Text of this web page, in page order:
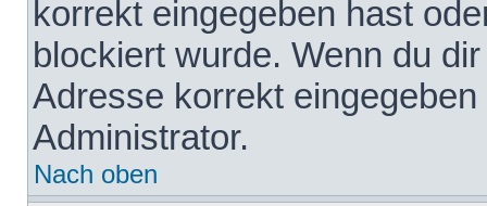
korrekt eingegeben hast
blockiert wurde. Wenn du
Adresse korrekt
Administrator.
Nach oben